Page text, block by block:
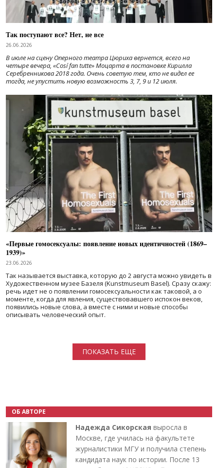
Так поступают все? Нет, не все
26.06.2026
В июле на сцену Оперного театра Цюриха вернется, всего на
четыре вечера, «Cosí fan tutte» Моцарта в постановке Кирилла
Серебренникова 2018 года. Очень советую тем, кто не видел ее
тогда, не упустить новую возможность 3, 7, 9 и 12 июля.
«Первые гомосексуалы: появление новых идентичностей (1869–
1939)»
23.06.2026
Так называется выставка, которую до 2 августа можно увидеть в
Художественном музее Базеля (Kunstmuseum Basel). Сразу скажу:
речь идет не о появлении гомосексуальности как таковой, а о
моменте, когда для явления, существовавшего испокон веков,
появились новые слова, а вместе с ними и новые способы
описывать человеческий опыт.
ПОКАЗАТЬ ЕЩЕ
ОБ АВТОРЕ
Надежда Сикорская выросла в
Москве, где училась на факультете
журналистики МГУ и получила степень
кандидата наук по истории. После 13